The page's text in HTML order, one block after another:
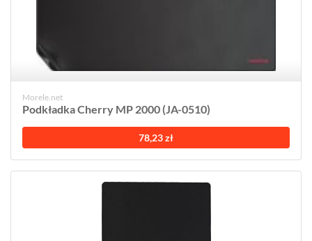
Morele.net
Podkładka Cherry MP 2000 (JA-0510)
78,23 zł